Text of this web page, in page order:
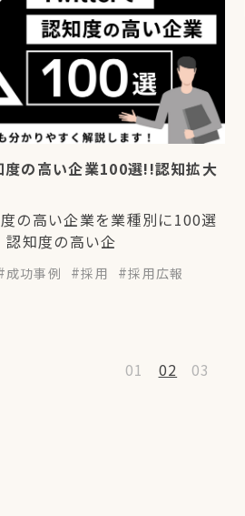
の高い企業100選!!認知拡大
の高い企業を業種別に100選
認知度の高い企
成功事例 採用 採用広報
01 02 03